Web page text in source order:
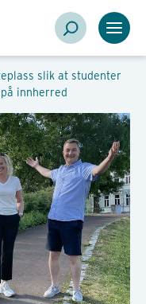
slik at studenter
innherred